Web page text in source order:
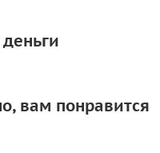
вам понравится